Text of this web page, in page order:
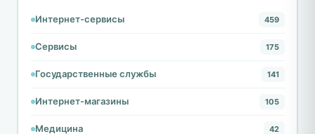
Интернет-сервисы 459
Сервисы 175
Государственные службы 141
Интернет-магазины 105
Медицина 42